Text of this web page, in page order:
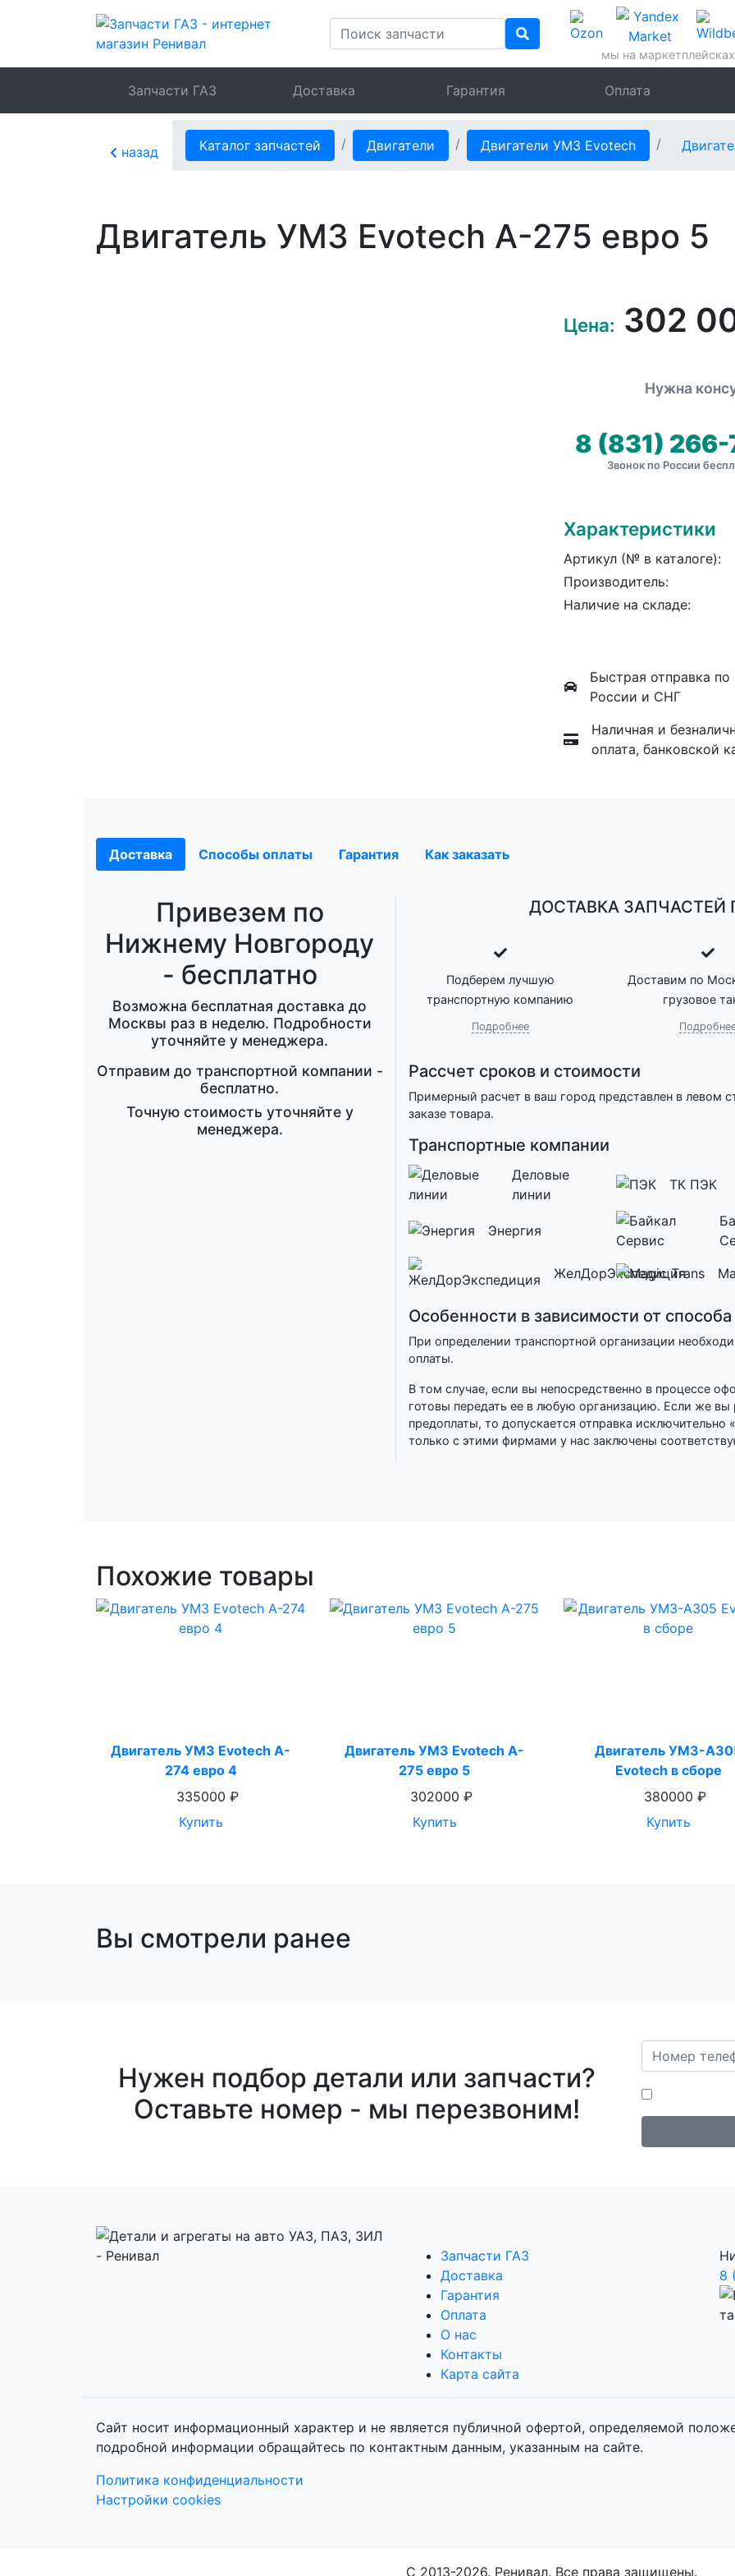
мы на маркетплейсках
Запчасти ГАЗ Доставка Гарантия Оплата
назад Каталог запчастей Двигатели Двигатели УМЗ Evotech
Двигатель УМЗ Evotech A-275 евро 5
Цена: 302
Нужна
8 (831)
Звонок по России
Характеристики
Артикул (№ в каталоге):
Производитель:
Наличие на складе:
Быстрая отправка по
России и СНГ
Наличная и
оплата, банковской
Доставка Способы оплаты Гарантия Как заказать
Привезем по
Нижнему Новгороду
- бесплатно
Возможна бесплатная доставка до
Москвы раз в неделю. Подробности
уточняйте у менеджера.
Отправим до транспортной компании -
бесплатно.
Точную стоимость уточняйте у
менеджера.
ДОСТАВКА ЗАПЧАСТЕЙ
Подберем лучшую
транспортную компанию
Подробнее
Доставим по
грузовое
Рассчет сроков и стоимости
Примерный расчет в ваш город представлен в левом
заказе товара.
Транспортные компании
Деловые
линии
ТК ПЭК
Энергия
ЖелДорЭкспедиция
Особенности в зависимости от
При определении транспортной организации
оплаты.
В том случае, если вы непосредственно в процессе
готовы передать ее в любую организацию. Если же
предоплаты, то допускается отправка
только с этими фирмами у нас заключены
Похожие товары
Двигатель УМЗ Evotech A-
274 евро 4
335000 ₽
Купить
Двигатель УМЗ Evotech A-
275 евро 5
302000 ₽
Купить
Двигатель УМЗ-
Evotech в сборе
380000 ₽
Купить
Вы смотрели ранее
Нужен подбор детали или запчасти?
Оставьте номер - мы перезвоним!
Запчасти ГАЗ
Доставка
Гарантия
Оплата
О нас
Контакты
Карта сайта
8
Сайт носит информационный характер и не является публичной офертой, определяемой
подробной информации обращайтесь по контактным данным, указанным на сайте.
Политика конфиденциальности
Настройки cookies
C 2013-2026. Ренивал. Все права защищены.